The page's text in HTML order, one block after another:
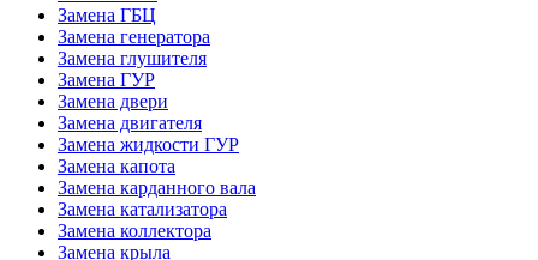
Замена ГБЦ
Замена генератора
Замена глушителя
Замена ГУР
Замена двери
Замена двигателя
Замена жидкости ГУР
Замена капота
Замена карданного вала
Замена катализатора
Замена коллектора
Замена крыла